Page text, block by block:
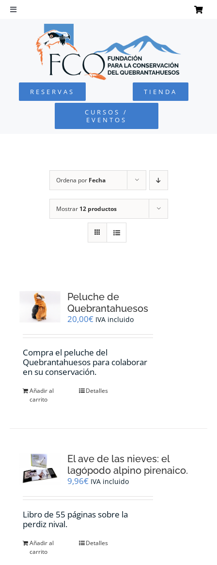
Saltar
Toggle
Navigation
QUEBRANTAHUESOS
FUNDACIÓN
CONTACTO
CARRITO
RESERVAS TIENDA
CURSOS /
EVENTOS
Ordena por Fecha
Mostrar 12 productos
Peluche de
Quebrantahuesos
20,00€ IVA incluido
Compra el peluche del
Quebrantahuesos para colaborar
en su conservación.
Añadir al
carrito
Detalles
El ave de las nieves: el
lagópodo alpino pirenaico.
9,96€ IVA incluido
Libro de 55 páginas sobre la
perdiz nival.
Añadir al
carrito
Detalles